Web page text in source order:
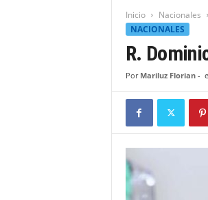
Inicio Nacionales
NACIONALES
R.
Por Mariluz Florian-